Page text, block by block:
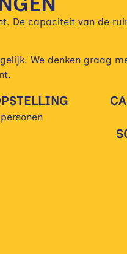
De capaciteit van de
We denken graag